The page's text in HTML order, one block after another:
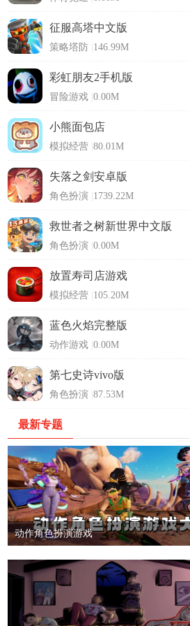
征服高塔中文版
策略塔防 146.99M
彩虹朋友2手机版
冒险游戏 0.00M
小熊面包店
模拟经营 80.01M
失落之剑安卓版
角色扮演 1739.22M
救世者之树新世界中文版
角色扮演 0.00M
放置寿司店游戏
模拟经营 105.20M
蓝色火焰完整版
动作游戏 0.00M
第七史诗vivo版
角色扮演 87.53M
最新专题
动作角色扮演游戏